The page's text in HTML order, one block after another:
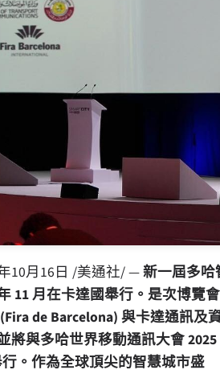
10月16日 /美通社/ —新一屆多哈
11 月在卡達國舉行。是次博覽會
Fira de Barcelona) 與卡達通訊及
將與多哈世界移動通訊大會 2025
。作為全球頂尖的智慧城市盛